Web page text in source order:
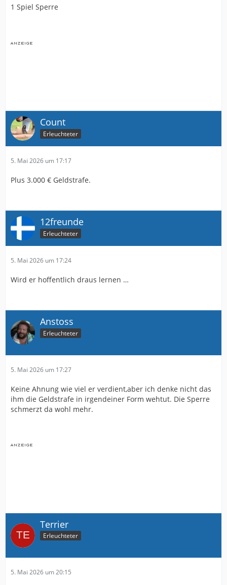
1 Spiel Sperre
Count
Erleuchteter
5. Mai 2026 um 17:17
Plus 3.000 € Geldstrafe.
12freunde
Erleuchteter
5. Mai 2026 um 17:24
Wird er hoffentlich draus lernen …
Anstoss
Erleuchteter
5. Mai 2026 um 17:27
Keine Ahnung wie viel er verdient,aber ich denke nicht das
ihm die Geldstrafe in irgendeiner Form wehtut. Die Sperre
schmerzt da wohl mehr.
Terrier
Erleuchteter
5. Mai 2026 um 20:15